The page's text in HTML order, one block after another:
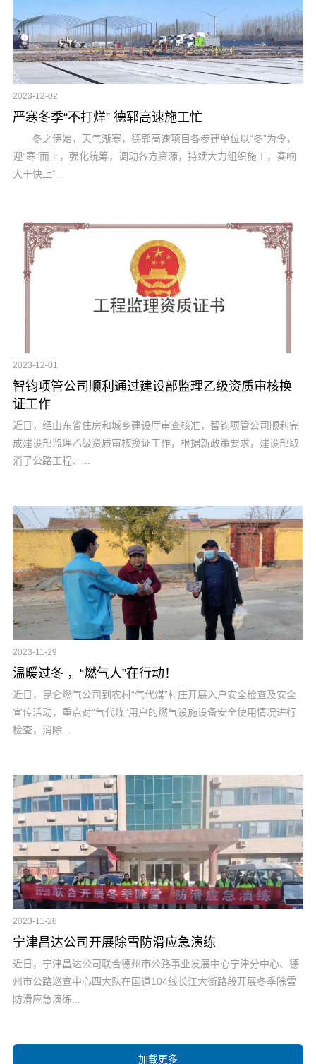
2023-12-02
严寒冬季“不打烊” 德郓高速施工忙
冬之伊始，天气渐寒，德郓高速项目各参建单位以“冬”为令，
迎“寒”而上，强化统筹，调动各方资源，持续大力组织施工，奏响
大干快上“...
2023-12-01
智钧项管公司顺利通过建设部监理乙级资质审核换
证工作
近日，经山东省住房和城乡建设厅审查核准，智钧项管公司顺利完
成建设部监理乙级资质审核换证工作，根据新政策要求，建设部取
消了公路工程、...
2023-11-29
温暖过冬 ，“燃气人”在行动！
近日，昆仑燃气公司到农村“气代煤”村庄开展入户安全检查及安全
宣传活动，重点对“气代煤”用户的燃气设施设备安全使用情况进行
检查，消除...
2023-11-28
宁津昌达公司开展除雪防滑应急演练
近日，宁津昌达公司联合德州市公路事业发展中心宁津分中心、德
州市公路巡查中心四大队在国道104线长江大街路段开展冬季除雪
防滑应急演练...